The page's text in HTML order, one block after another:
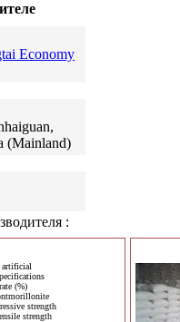
Economy
(Mainland)
:
artificial
(%)
strength
strength